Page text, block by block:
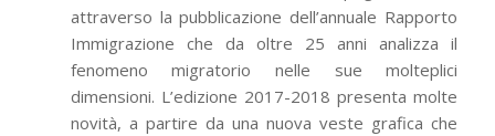
attraverso la pubblicazione dell’annuale Rapporto
Immigrazione che da oltre 25 anni analizza il
fenomeno migratorio nelle sue molteplici
dimensioni. L’edizione 2017-2018 presenta molte
novità, a partire da una nuova veste grafica che